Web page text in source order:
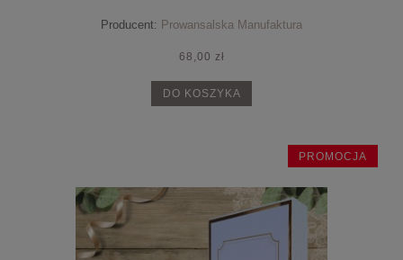
Producent: Prowansalska Manufaktura
68,00 zł
DO KOSZYKA
PROMOCJA